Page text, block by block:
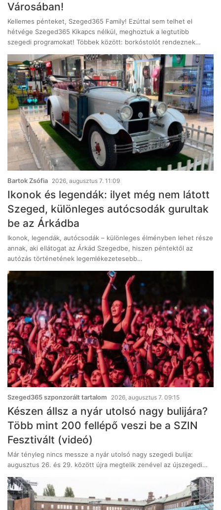
Városában!
Kellemes pénteket, Szeged365 Family! Ezúttal sem telhet el
hétvége Szeged365 Kikapcs nélkül, meghoztuk a legtutibb
szegedi programokat! Többek között: borkóstolót rendeznek…
Bartok Zsófia 2026, augusztus 7. 11:09
Ikonok és legendák: ilyet még nem látott
Szeged, különleges autócsodák gurultak
be az Árkádba
Ikonok, legendák, autócsodák – különleges élményben lehet része
annak, aki ellátogat az Árkád Szegedbe, hiszen péntektől az
autózás történetének legemlékezetesebb…
Szeged365 szponzorált tartalom 2026, augusztus 7. 09:15
Készen állsz a nyár utolsó nagy bulijára?
Több mint 200 fellépő veszi be a SZIN
Fesztivált (videó)
Már tényleg nincs messze a nyár utolsó nagy szegedi bulija:
augusztus 26. és 29. között újra megtelik zenével az újszegedi…